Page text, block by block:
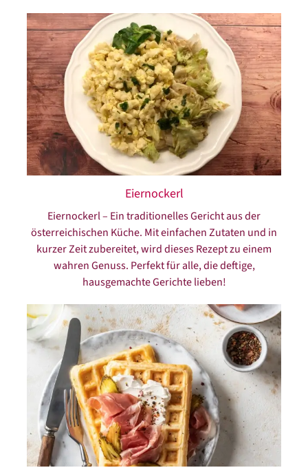
Eiernockerl
Eiernockerl – Ein traditionelles Gericht aus der
österreichischen Küche. Mit einfachen Zutaten und in
kurzer Zeit zubereitet, wird dieses Rezept zu einem
wahren Genuss. Perfekt für alle, die deftige,
hausgemachte Gerichte lieben!